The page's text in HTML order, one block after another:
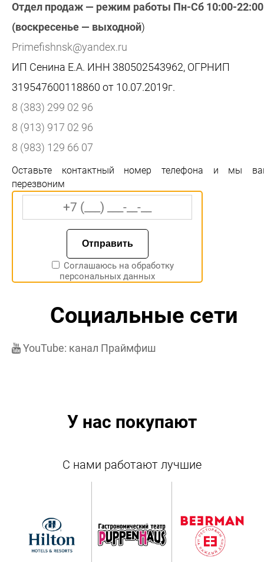
Отдел продаж — режим работы Пн-Сб 10:00-22:00
(воскресенье — выходной)
Primefishnsk@yandex.ru
ИП Сенина Е.А. ИНН 380502543962, ОГРНИП
319547600118860 от 10.07.2019г.
8 (383) 299 02 96
8 (913) 917 02 96
8 (983) 129 66 07
Оставьте контактный номер телефона и мы
перезвоним
Соглашаюсь на обработку
персональных данных
Социальные сети
YouTube: канал Праймфиш
У нас покупают
С нами работают лучшие